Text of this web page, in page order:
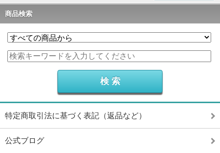
商品検索
特定商取引法に基づく表記（返品など）
公式ブログ